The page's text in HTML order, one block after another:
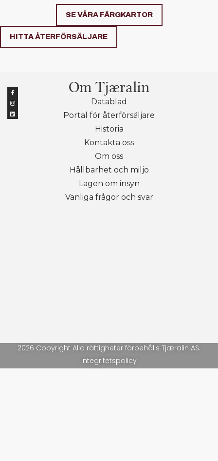
SE VÅRA FÄRGKARTOR
HITTA ÅTERFÖRSÄLJARE
Om Tjæralin
Datablad
Portal för återförsäljare
Historia
Kontakta oss
Om oss
Hållbarhet och miljö
Lagen om insyn
Vanliga frågor och svar
2026 Copyright Alla rättigheter förbehålls Tjæralin AS.
Integritetspolicy